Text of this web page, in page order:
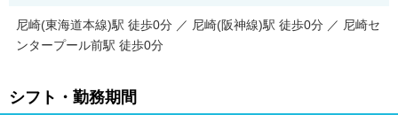
結婚や育児、転居、家庭との両立など、
ライフステージによって働き方もいろいろ♪
あなたにぴったりの職場に出会える可能性が高いですよ☆
尼崎(東海道本線)駅 徒歩0分 ／ 尼崎(阪神線)駅 徒歩0分 ／ 尼崎セ
ンタープール前駅 徒歩0分
シフト・勤務期間